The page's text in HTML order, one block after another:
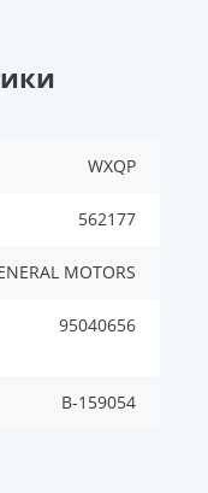
WXQP
562177
MOTORS
95040656
B-159054